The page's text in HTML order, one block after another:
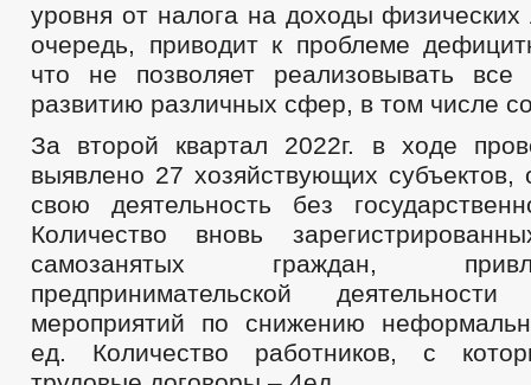
уровня от налога на доходы
очередь, приводит к проблеме
что не позволяет реализовывать все
развитию различных сфер, в том числе
За второй квартал 2022г. в ходе
выявлено 27 хозяйствующих
свою деятельность без
Количество вновь
самозанятых граждан,
предпринимательской
мероприятий по снижению
ед. Количество работников, с